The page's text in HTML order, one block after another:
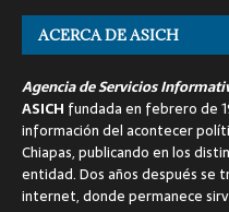
ACERCA DE ASICH
Agencia de Servicios
ASICH fundada en febrero de
información del acontecer
Chiapas, publicando en los
entidad. Dos años después se
internet, donde permanece